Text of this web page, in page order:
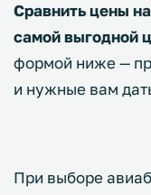
Сравнить цены
самой выгодной
формой ниже —
и нужные вам
При выборе